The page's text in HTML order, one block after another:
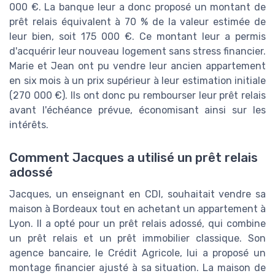
000 €. La banque leur a donc proposé un montant de
prêt relais équivalent à 70 % de la valeur estimée de
leur bien, soit 175 000 €. Ce montant leur a permis
d'acquérir leur nouveau logement sans stress financier.
Marie et Jean ont pu vendre leur ancien appartement
en six mois à un prix supérieur à leur estimation initiale
(270 000 €). Ils ont donc pu rembourser leur prêt relais
avant l'échéance prévue, économisant ainsi sur les
intérêts.
Comment Jacques a utilisé un prêt relais
adossé
Jacques, un enseignant en CDI, souhaitait vendre sa
maison à Bordeaux tout en achetant un appartement à
Lyon. Il a opté pour un prêt relais adossé, qui combine
un prêt relais et un prêt immobilier classique. Son
agence bancaire, le Crédit Agricole, lui a proposé un
montage financier ajusté à sa situation. La maison de